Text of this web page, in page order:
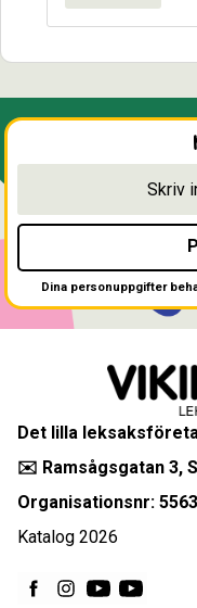
Dina personuppgifter
Det lilla
✉️ Ramsågsgatan 3,
Organisationsnr:
Katalog 2026